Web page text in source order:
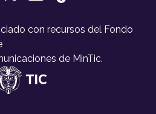
con recursos del Fondo
de MinTic.